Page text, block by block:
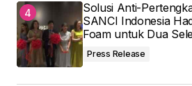
Solusi Anti-
SANCI Indonesia
Foam untuk Dua
Press Release